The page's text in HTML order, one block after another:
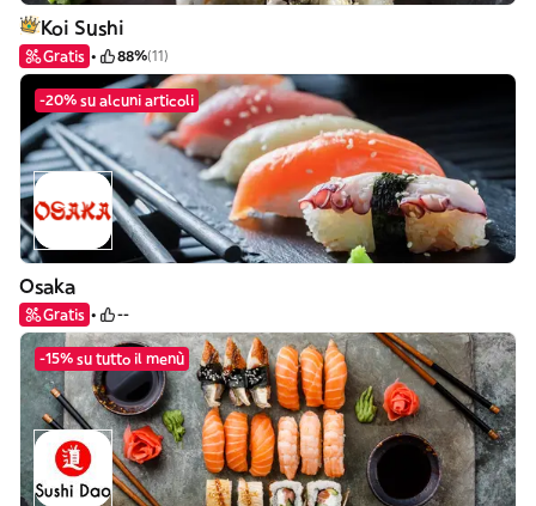
Koi Sushi
Gratis 88%(11)
-20% su alcuni articoli
Osaka
Gratis --
-15% su tutto il menù